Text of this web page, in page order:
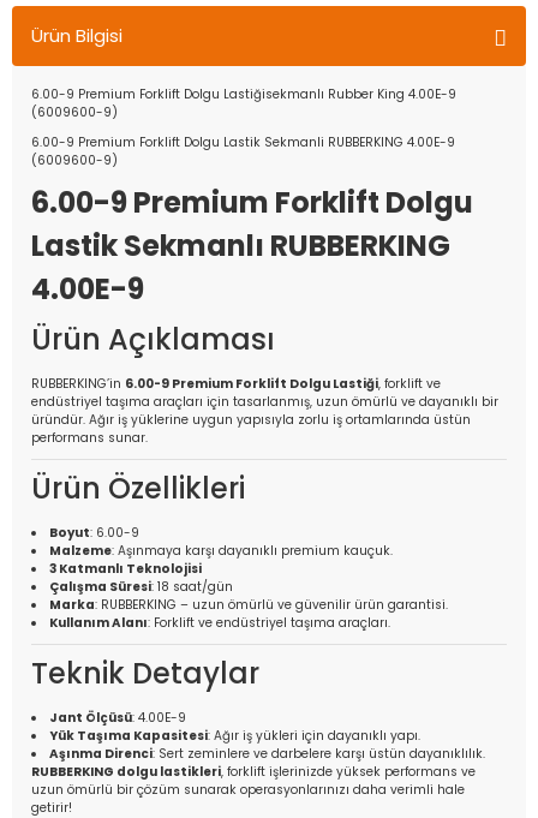
adresinize teslim edilir.
Ürün Bilgisi
6.00-9 Premium Forklift Dolgu Lastiğisekmanlı Rubber King 4.00E-9
(6009600-9)
6.00-9 Premium Forklift Dolgu Lastik Sekmanli RUBBERKING 4.00E-9
(6009600-9)
6.00-9 Premium Forklift Dolgu
Lastik Sekmanlı RUBBERKING
4.00E-9
Ürün Açıklaması
RUBBERKING’in 6.00-9 Premium Forklift Dolgu Lastiği, forklift ve
endüstriyel taşıma araçları için tasarlanmış, uzun ömürlü ve dayanıklı bir
üründür. Ağır iş yüklerine uygun yapısıyla zorlu iş ortamlarında üstün
performans sunar.
Ürün Özellikleri
Boyut: 6.00-9
Malzeme: Aşınmaya karşı dayanıklı premium kauçuk.
3 Katmanlı Teknolojisi
Çalışma Süresi: 18 saat/gün
Marka: RUBBERKING – uzun ömürlü ve güvenilir ürün garantisi.
Kullanım Alanı: Forklift ve endüstriyel taşıma araçları.
Teknik Detaylar
Jant Ölçüsü: 4.00E-9
Yük Taşıma Kapasitesi: Ağır iş yükleri için dayanıklı yapı.
Aşınma Direnci: Sert zeminlere ve darbelere karşı üstün dayanıklılık.
RUBBERKING dolgu lastikleri, forklift işlerinizde yüksek performans ve
uzun ömürlü bir çözüm sunarak operasyonlarınızı daha verimli hale
getirir!